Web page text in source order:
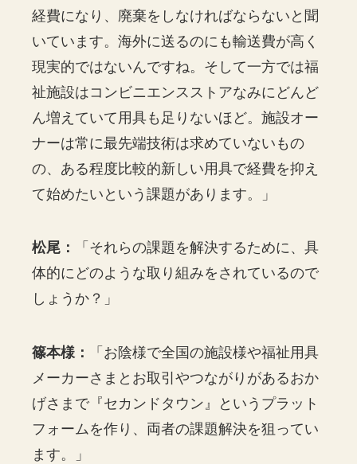
経費になり、廃棄をしなければならないと聞
いています。海外に送るのにも輸送費が高く
現実的ではないんですね。そして一方では福
祉施設はコンビニエンスストアなみにどんど
ん増えていて用具も足りないほど。施設オー
ナーは常に最先端技術は求めていないもの
の、ある程度比較的新しい用具で経費を抑え
て始めたいという課題があります。」
松尾：
「それらの課題を解決するために、具
体的にどのような取り組みをされているので
しょうか？」
篠本様：
「お陰様で全国の施設様や福祉用具
メーカーさまとお取引やつながりがあるおか
げさまで『セカンドタウン』というプラット
フォームを作り、両者の課題解決を狙ってい
ます。」